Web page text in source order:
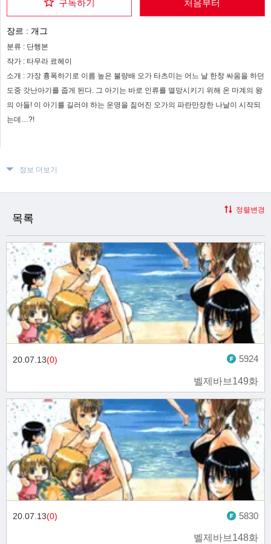
구독하기 처음부터
장르 : 개그
분류 : 단행본
작가 : 타무라 료헤이
소개 : 가장 흉폭하기로 이름 높은 불량배 오가 타츠미는 어느 날 한창 싸움을 하던
도중 갓난아기를 줍게 된다. 그 아기는 바로 인류를 멸망시키기 위해 온 마계의 왕
의 아들! 이 아기를 길러야 하는 운명을 짊어진 오가의 파란만장한 나날이 시작되
는데…?!
정보 더보기
목록
정렬변경
벨제바브149화
20.07.13(0) 5924
벨제바브148화
20.07.13(0) 5830